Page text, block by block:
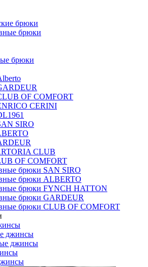
брюки
брюки
брюки
OF COMFORT
CERINI
SIRO
CLUB
OF COMFORT
брюки SAN SIRO
брюки ALBERTO
брюки FYNCH HATTON
брюки GARDEUR
брюки CLUB OF COMFORT
джинсы
джинсы